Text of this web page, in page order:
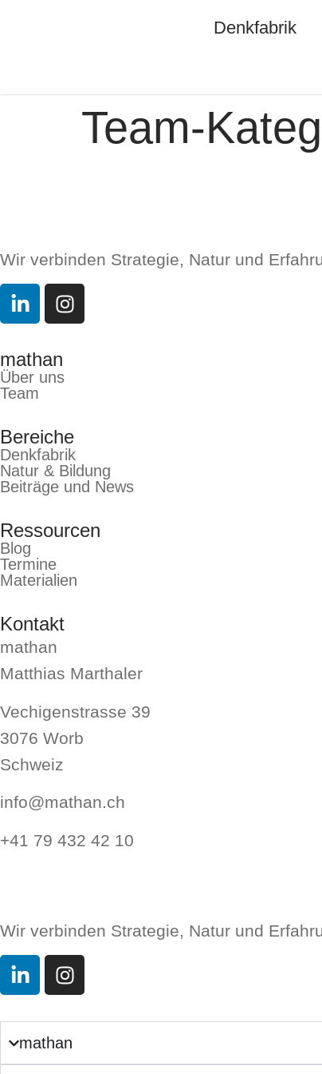
Denkfabrik
Team-
Wir verbinden Strategie, Natur und
mathan
Über uns
Team
Bereiche
Denkfabrik
Natur & Bildung
Beiträge und News
Ressourcen
Blog
Termine
Materialien
Kontakt
mathan
Matthias Marthaler
Vechigenstrasse 39
3076 Worb
Schweiz
info@mathan.ch
+41 79 432 42 10
Wir verbinden Strategie, Natur und
mathan